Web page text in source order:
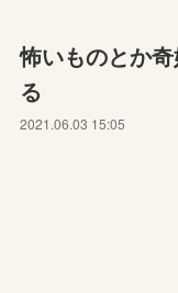
怖いものとか
る
2021.06.03 15:05